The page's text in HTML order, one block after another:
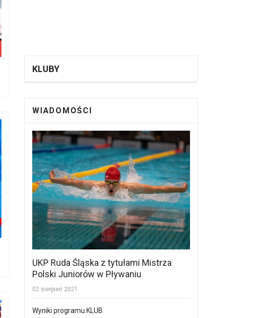
KLUBY
WIADOMOŚCI
UKP Ruda Śląska z tytułami Mistrza
Polski Juniorów w Pływaniu
02 sierpień 2021
Wyniki programu KLUB